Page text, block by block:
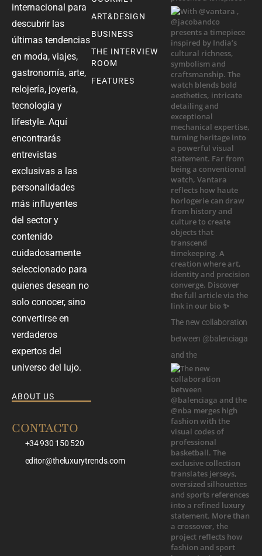
internacional para
descubrir las
últimas tendencias
en moda, viajes,
gastronomía, arte,
relojería, joyería,
tecnología y
lifestyle. Aquí
encontrarás
entrevistas
exclusivas a las
personalidades
más influyentes
del sector y
contenido
cuidadosamente
seleccionado para
quienes desean no
solo conocer, sino
convertirse en
verdaderos
expertos del
universo del lujo.
ABOUT US
CONTACTO
+34 930 150 520
editor@theluxurytrends.com
ART&DESIGN
BUSINESS
THE INTERVIEW
ROOM
FEATURES
The new collaboration
between @balenciaga
and the